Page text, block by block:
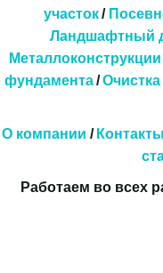
участок /
Ландшафтный
Металлоконструкции
фундамента / Очистка
О компании / Контакты
Работаем во всех